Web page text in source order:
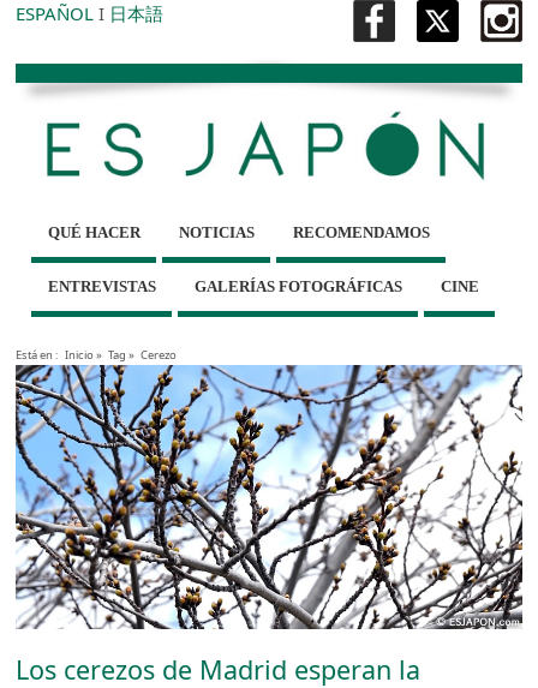
ESPAÑOL I 日本語
QUÉ HACER NOTICIAS RECOMENDAMOS
ENTREVISTAS GALERÍAS FOTOGRÁFICAS CINE
Está en : Inicio» Tag » Cerezo
Los cerezos de Madrid esperan la